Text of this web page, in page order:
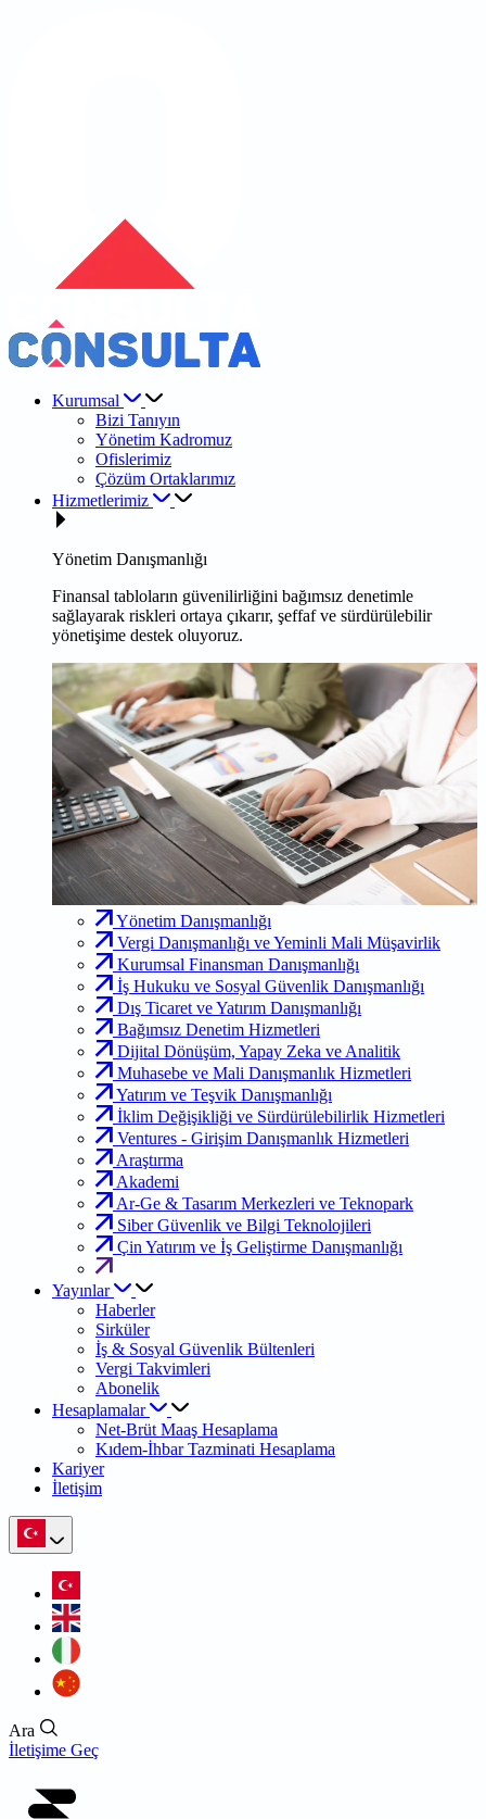
Kurumsal
Bizi Tanıyın
Yönetim Kadromuz
Ofislerimiz
Çözüm Ortaklarımız
Hizmetlerimiz
Yönetim Danışmanlığı
Finansal tabloların güvenilirliğini bağımsız denetimle
sağlayarak riskleri ortaya çıkarır, şeffaf ve sürdürülebilir
yönetişime destek oluyoruz.
Yönetim Danışmanlığı
Vergi Danışmanlığı ve Yeminli Mali Müşavirlik
Kurumsal Finansman Danışmanlığı
İş Hukuku ve Sosyal Güvenlik Danışmanlığı
Dış Ticaret ve Yatırım Danışmanlığı
Bağımsız Denetim Hizmetleri
Dijital Dönüşüm, Yapay Zeka ve Analitik
Muhasebe ve Mali Danışmanlık Hizmetleri
Yatırım ve Teşvik Danışmanlığı
İklim Değişikliği ve Sürdürülebilirlik Hizmetleri
Ventures - Girişim Danışmanlık Hizmetleri
Araştırma
Akademi
Ar-Ge & Tasarım Merkezleri ve Teknopark
Siber Güvenlik ve Bilgi Teknolojileri
Çin Yatırım ve İş Geliştirme Danışmanlığı
Yayınlar
Haberler
Sirküler
İş & Sosyal Güvenlik Bültenleri
Vergi Takvimleri
Abonelik
Hesaplamalar
Net-Brüt Maaş Hesaplama
Kıdem-İhbar Tazminati Hesaplama
Kariyer
İletişim
Ara
İletişime Geç